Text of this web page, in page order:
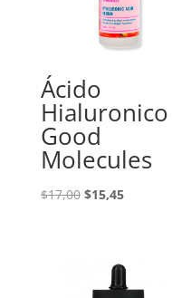
Ácido
Hialuronico
Good
Molecules
$17,00 El
$17,00.
$15,45El
es:
$15,45.